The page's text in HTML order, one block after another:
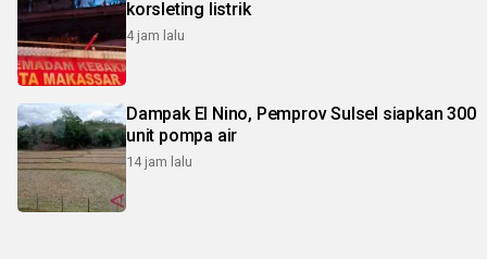
korsleting listrik
4 jam lalu
Dampak El Nino, Pemprov Sulsel siapkan 300
unit pompa air
14 jam lalu